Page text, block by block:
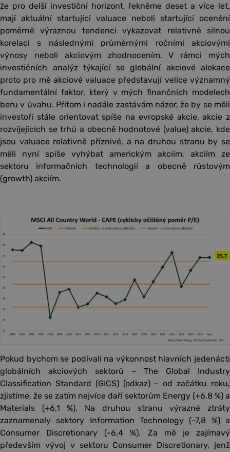
že pro delší investiční horizont, řekněme deset a více let,
mají aktuální startující valuace neboli startující ocenění
poměrně výraznou tendenci vykazovat relativně silnou
korelaci s následnými průměrnými ročními akciovými
výnosy neboli akciovým zhodnocením. V rámci mých
investičních analýz týkající se globální akciové alokace
proto pro mě akciové valuace představují velice významný
fundamentální faktor, který v mých finančních modelech
beru v úvahu. Přitom i nadále zastávám názor, že by se měli
investoři stále orientovat spíše na evropské akcie, akcie z
rozvíjejících se trhů a obecně hodnotové (value) akcie, kde
jsou valuace relativně příznivé, a na druhou stranu by se
měli nyní spíše vyhýbat americkým akciím, akciím ze
sektoru informačních technologií a obecně růstovým
(growth) akciím.
Pokud bychom se podívali na výkonnost hlavních jedenácti
globálních akciových sektorů – The Global Industry
Classification Standard (GICS) (odkaz) – od začátku roku,
zjistíme, že se zatím nejvíce daří sektorům Energy (+6,8 %) a
Materials (+6,1 %). Na druhou stranu výrazné ztráty
zaznamenaly sektory Information Technology (-7,8 %) a
Consumer Discretionary (-6,4 %). Za mě je zajímavý
především vývoj v sektoru Consumer Discretionary, jenž